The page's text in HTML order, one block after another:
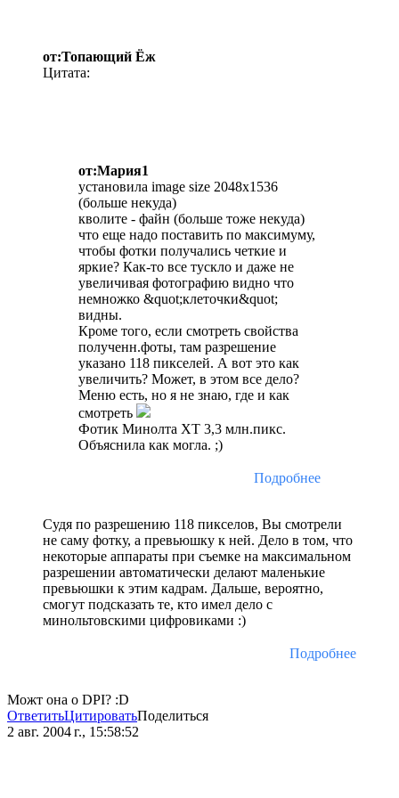
от:Топающий Ёж
Цитата:
от:Мария1
установила image size 2048х1536
(больше некуда)
кволите - файн (больше тоже некуда)
что еще надо поставить по максимуму,
чтобы фотки получались четкие и
яркие? Как-то все тускло и даже не
увеличивая фотографию видно что
немножко &quot;клеточки&quot;
видны.
Кроме того, если смотреть свойства
полученн.фоты, там разрешение
указано 118 пикселей. А вот это как
увеличить? Может, в этом все дело?
Меню есть, но я не знаю, где и как
смотреть
Фотик Минолта XT 3,3 млн.пикс.
Объяснила как могла. ;)
Подробнее
Судя по разрешению 118 пикселов, Вы смотрели
не саму фотку, а превьюшку к ней. Дело в том, что
некоторые аппараты при съемке на максимальном
разрешении автоматически делают маленькие
превьюшки к этим кадрам. Дальше, вероятно,
смогут подсказать те, кто имел дело с
минольтовскими цифровиками :)
Подробнее
Можт она о DPI? :D
ОтветитьЦитироватьПоделиться
2 авг. 2004 г., 15:58:52